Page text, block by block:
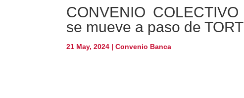
CONVENIO
se mueve a paso de
21 May, 2024 |Convenio Banca